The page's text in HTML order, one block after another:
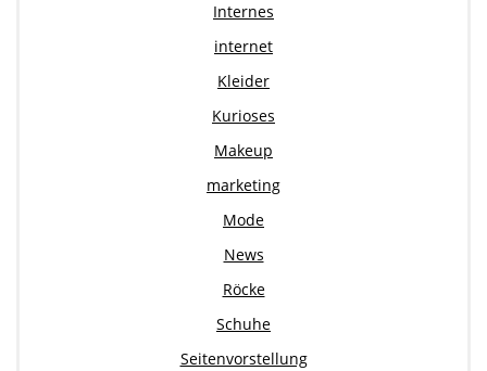
Internes
internet
Kleider
Kurioses
Makeup
marketing
Mode
News
Röcke
Schuhe
Seitenvorstellung